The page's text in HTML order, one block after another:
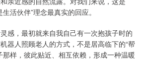
活伙伴”理念最真实的回应。
，最初就来自我自己有一次抱孩子时的
器人照顾老人的方式，不是居高临下的“帮
那样，彼此贴近、相互依赖，形成一种温暖